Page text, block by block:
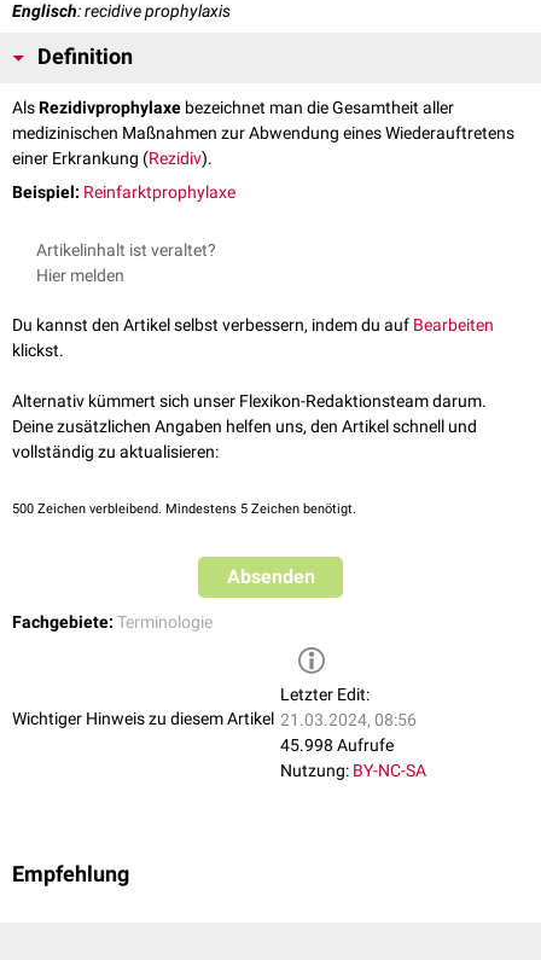
Englisch: recidive prophylaxis
Definition
AlsRezidivprophylaxe bezeichnet man die Gesamtheit aller
medizinischen Maßnahmen zur Abwendung eines Wiederauftretens
einer Erkrankung (Rezidiv).
Beispiel: Reinfarktprophylaxe
Artikelinhalt ist veraltet?
Hier melden
Du kannst den Artikel selbst verbessern, indem du auf Bearbeiten
klickst.
Alternativ kümmert sich unser Flexikon-Redaktionsteam darum.
Deine zusätzlichen Angaben helfen uns, den Artikel schnell und
vollständig zu aktualisieren:
500 Zeichen verbleibend. Mindestens 5 Zeichen benötigt.
Absenden
Fachgebiete: Terminologie
Wichtiger Hinweis zu diesem Artikel
Letzter Edit:
21.03.2024, 08:56
45.998 Aufrufe
Nutzung: BY-NC-SA
Empfehlung